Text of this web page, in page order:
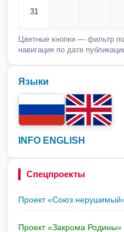
31
Цветные кнопки — фильтр
навигация по дате
Языки
INFO ENGLISH
Спецпроекты
Проект «Союз
Проект «Закрома Родины»